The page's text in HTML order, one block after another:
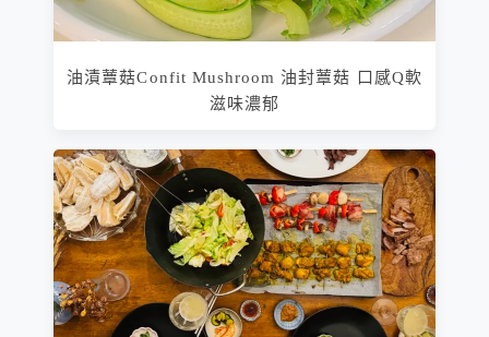
油漬蕈菇Confit Mushroom 油封蕈菇 口感Q軟
滋味濃郁